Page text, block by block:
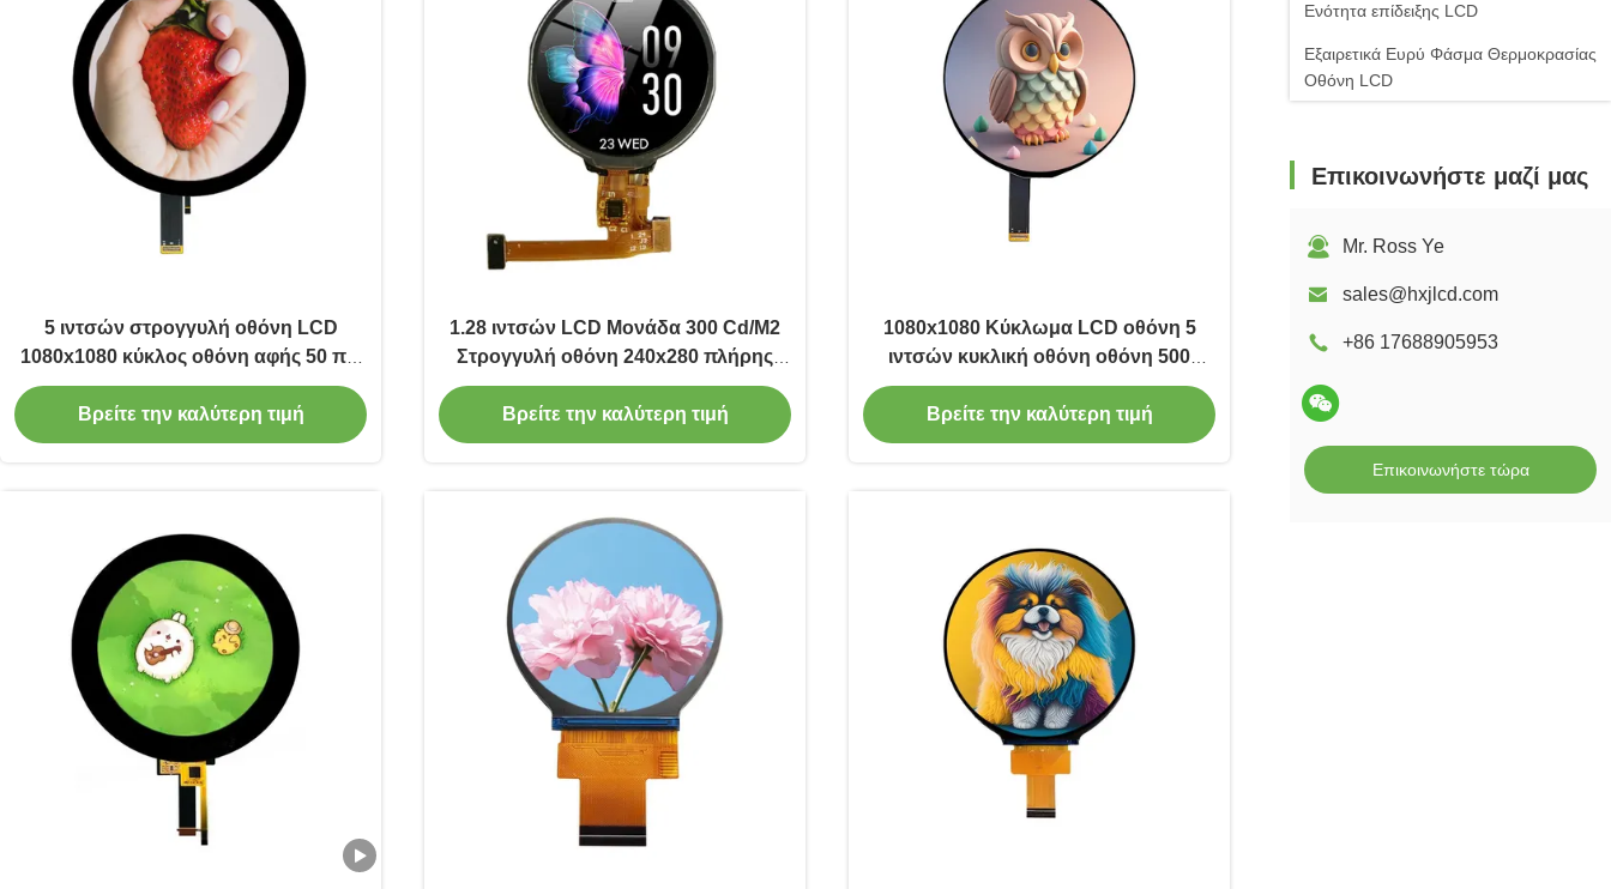
Ενότητα επίδειξης LCD
Εξαιρετικά Ευρύ Φάσμα Θερμοκρασίας
Οθόνη LCD
Επικοινωνήστε μαζί μας
Mr. Ross Ye
sales@hxjlcd.com
+86 17688905953
Επικοινωνήστε τώρα
5 ιντσών στρογγυλή οθόνη LCD
1080x1080 κύκλος οθόνη αφής 50 πιν
driver IC HX8399C/GT911
Βρείτε την καλύτερη τιμή
1.28 ιντσών LCD Μονάδα 300 Cd/M2
Στρογγυλή οθόνη 240x280 πλήρης
γωνία θέασης
Βρείτε την καλύτερη τιμή
1080x1080 Κύκλωμα LCD οθόνη 5
ιντσών κυκλική οθόνη οθόνη 500
Cd/M2
Βρείτε την καλύτερη τιμή